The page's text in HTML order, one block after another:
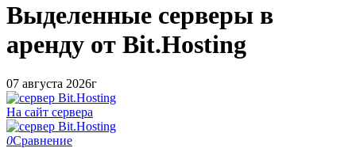
Выделенные серверы в
аренду от Bit.Hosting
07 августа 2026г
На сайт сервера
0Сравнение